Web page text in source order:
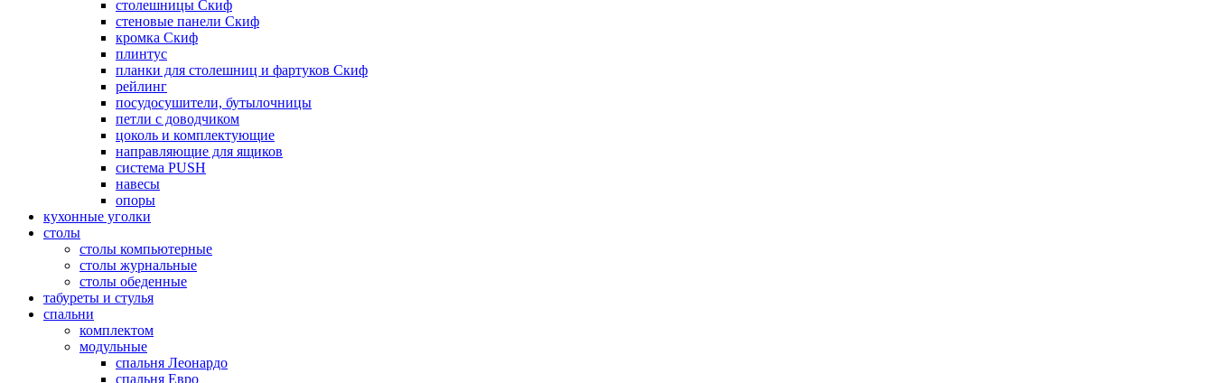
столешницы Скиф
стеновые панели Скиф
кромка Скиф
плинтус
планки для столешниц и фартуков Скиф
рейлинг
посудосушители, бутылочницы
петли с доводчиком
цоколь и комплектующие
направляющие для ящиков
система PUSH
навесы
опоры
кухонные уголки
столы
столы компьютерные
столы журнальные
столы обеденные
табуреты и стулья
спальни
комплектом
модульные
спальня Леонардо
спальня Евро